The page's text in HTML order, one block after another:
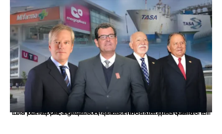
Los principales grupos empresariales del país mantienen una fuerte presencia en Áncash mediante inversiones en comercio, educación, salud e industria pesquera.